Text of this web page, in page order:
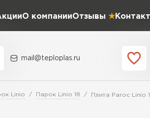
О компанииОтзывы
mail@teploplas.ru
Linio Парок Linio 18 Плита Paroc Linio